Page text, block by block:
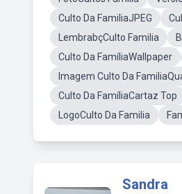
Culto Da FamiliaJPEG
LembrabçCulto Familia
Culto Da FamíliaWallpaper
Imagem Culto Da
Culto Da FamíliaCartaz Top
LogoCulto Da Familia
Sandra